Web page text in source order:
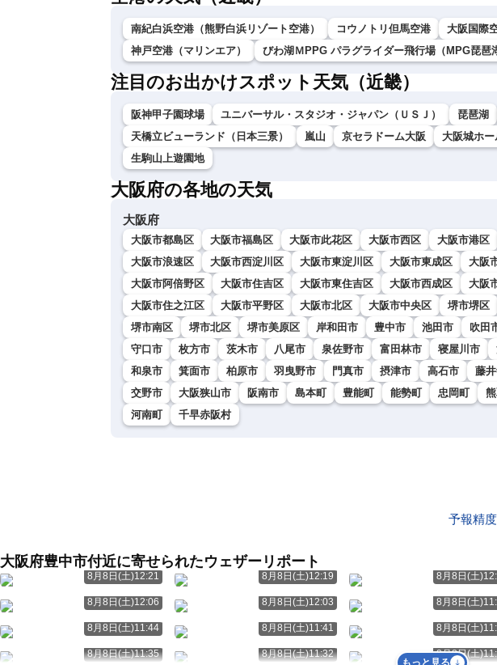
南紀白浜空港（熊野白浜リゾート空港） コウノトリ但馬空港
大阪国際
神戸空港（マリンエア）
びわ湖ＭPPG パラグライダー飛行場（MPG琵琶
注目のお出かけスポット天気（近畿）
阪神甲子園球場 ユニバーサル・スタジオ・ジャパン（ＵＳＪ） 琵琶湖
天橋立ビューランド（日本三景）
嵐山 京セラドーム大阪 大阪城ホー
生駒山上遊園地
大阪府の各地の天気
大阪府
大阪市都島区 大阪市福島区 大阪市此花区 大阪市西区 大阪市港区
大阪市浪速区
大阪市西淀川区 大阪市東淀川区 大阪市東成区 大阪
大阪市阿倍野区
大阪市住吉区 大阪市東住吉区 大阪市西成区 大阪
大阪市住之江区
大阪市平野区 大阪市北区 大阪市中央区 堺市堺区
堺市南区
堺市北区 堺市美原区 岸和田市 豊中市 池田市 吹田
守口市
枚方市 茨木市 八尾市 泉佐野市 富田林市 寝屋川市
和泉市
箕面市 柏原市 羽曳野市 門真市 摂津市 高石市 藤
交野市
大阪狭山市 阪南市 島本町 豊能町 能勢町 忠岡町
河南町
千早赤阪村
予報精
大阪府豊中市付近に寄せられたウェザーリポート
8月8日(土)12:21 8月8日(土)12:19 8月8日(土
8月8日(土)12:06 8月8日(土)12:03 8月8日(土
8月8日(土)11:44 8月8日(土)11:41 8月8日(土
8月8日(土)11:35 8月8日(土)11:32 8月8日(土
もっと見る